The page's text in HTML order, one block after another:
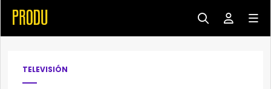
TELEVISIÓN